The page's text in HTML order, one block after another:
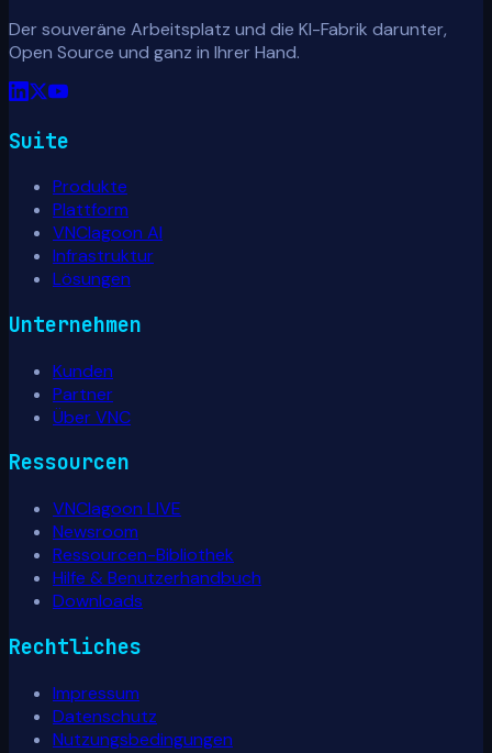
Der souveräne Arbeitsplatz und die KI-Fabrik darunter,
Open Source und ganz in Ihrer Hand.
Suite
Produkte
Plattform
VNClagoon AI
Infrastruktur
Lösungen
Unternehmen
Kunden
Partner
Über VNC
Ressourcen
VNClagoon LIVE
Newsroom
Ressourcen-Bibliothek
Hilfe & Benutzerhandbuch
Downloads
Rechtliches
Impressum
Datenschutz
Nutzungsbedingungen